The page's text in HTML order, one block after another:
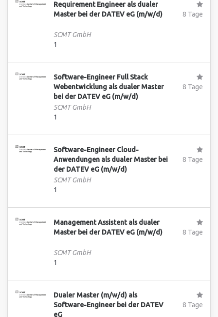
Requirement Engineer als dualer
Master bei der DATEV eG (m/w/d)
SCMT GmbH
1
8 Tage
Software-Engineer Full Stack
Webentwicklung als dualer Master
bei der DATEV eG (m/w/d)
SCMT GmbH
1
8 Tage
Software-Engineer Cloud-
Anwendungen als dualer Master bei
der DATEV eG (m/w/d)
SCMT GmbH
1
8 Tage
Management Assistent als dualer
Master bei der DATEV eG (m/w/d)
SCMT GmbH
1
8 Tage
Dualer Master (m/w/d) als
Software-Engineer bei der DATEV
eG
8 Tage